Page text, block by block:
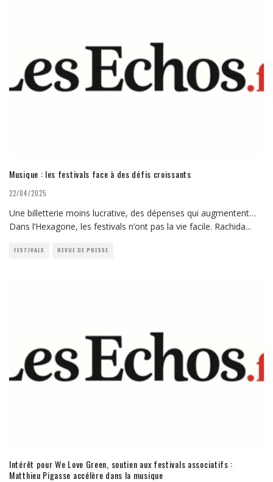
Musique : les festivals face à des défis croissants
22/04/2025
Une billetterie moins lucrative, des dépenses qui augmentent…
Dans l’Hexagone, les festivals n’ont pas la vie facile. Rachida...
FESTIVALS REVUE DE PRESSE
Intérêt pour We Love Green, soutien aux festivals associatifs :
Matthieu Pigasse accélère dans la musique